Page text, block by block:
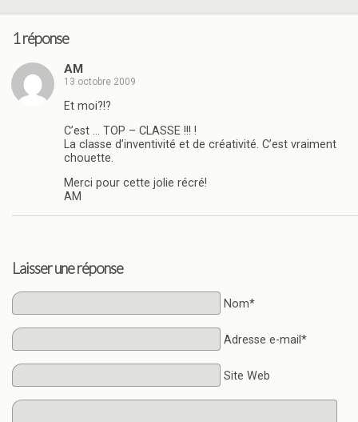
1 réponse
AM
13 octobre 2009
Et moi?!?
C’est … TOP – CLASSE !!! !
La classe d’inventivité et de créativité. C’est vraiment
chouette.
Merci pour cette jolie récré!
AM
Laisser une réponse
Nom*
Adresse e-mail*
Site Web